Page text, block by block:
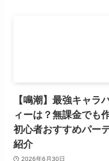
【鳴潮】最強キャラ
ィーは？無課金でも
初心者おすすめパー
紹介
2026年6月30日